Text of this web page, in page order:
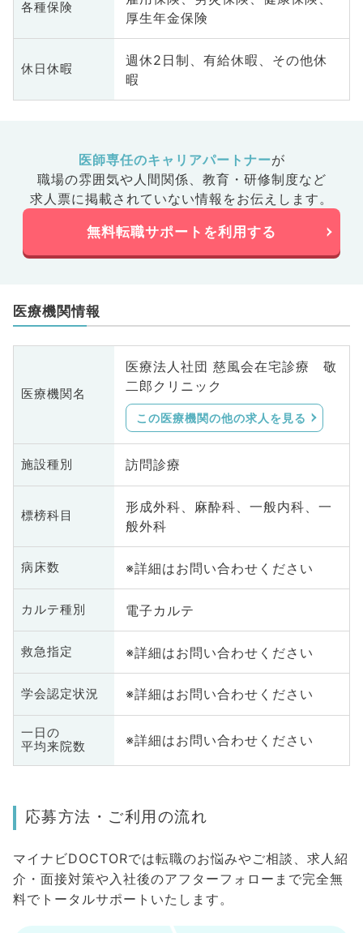
各種保険
厚生年金保険
休日休暇
週休2日制、有給休暇、その他休
暇
医師専任のキャリアパートナーが
職場の雰囲気や人間関係、 教育・研修制度など
求人票に掲載されていない情報をお伝えします。
無料転職サポートを利用する
医療機関情報
医療機関名
医療法人社団 慈風会在宅診療 敬
二郎クリニック
この医療機関の他の求人を見る
施設種別 訪問診療
標榜科目
形成外科、麻酔科、一般内科、一
般外科
病床数 ※詳細はお問い合わせください
カルテ種別 電子カルテ
救急指定 ※詳細はお問い合わせください
学会認定状況 ※詳細はお問い合わせください
一日の
平均来院数
※詳細はお問い合わせください
応募方法・ご利用の流れ
マイナビDOCTORでは転職のお悩みやご相談、求人紹
介・面接対策や入社後のアフターフォローまで完全無
料でトータルサポートいたします。